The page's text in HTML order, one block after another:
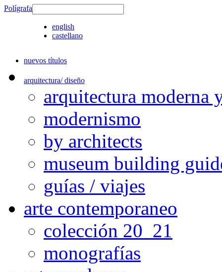
Polígrafa
english
castellano
nuevos títulos
arquitectura/ diseño
arquitectura moderna
modernismo
by architects
museum building
guías / viajes
arte contemporaneo
colección 20_21
monografías